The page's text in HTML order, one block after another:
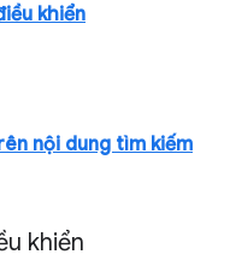
khiển
nội dung tìm kiếm
khiển